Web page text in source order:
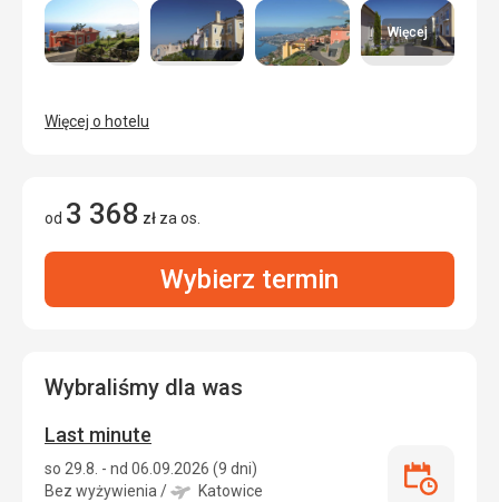
Więcej
Więcej o hotelu
od 3 368 zł za os.
Wybierz termin
Wybraliśmy dla was
Last minute
so 29.8. - nd 06.09.2026 (9 dni)
Bez wyżywienia / Katowice
Last